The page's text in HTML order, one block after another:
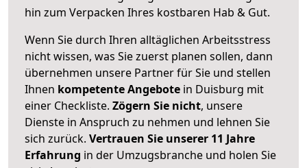
hin zum Verpacken Ihres kostbaren Hab & Gut.
Wenn Sie durch Ihren alltäglichen Arbeitsstress
nicht wissen, was Sie zuerst planen sollen, dann
übernehmen unsere Partner für Sie und stellen
Ihnen kompetente Angebote in Duisburg mit
einer Checkliste. Zögern Sie nicht, unsere
Dienste in Anspruch zu nehmen und lehnen Sie
sich zurück. Vertrauen Sie unserer 11 Jahre
Erfahrung in der Umzugsbranche und holen Sie